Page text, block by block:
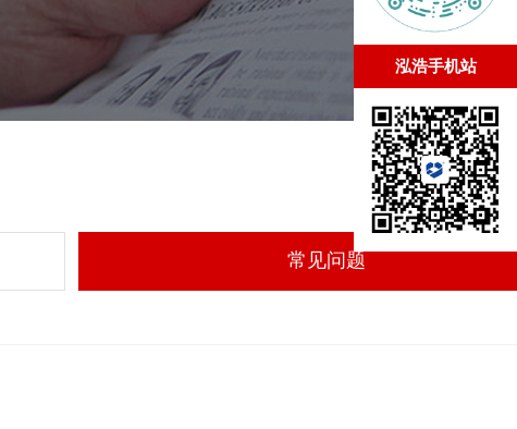
常见问题
泓浩手机站